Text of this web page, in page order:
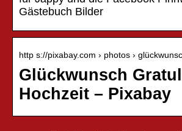
Gästebuch Bilder
http s://pixabay.com › photos ›
Glückwunsch
Hochzeit – Pixabay